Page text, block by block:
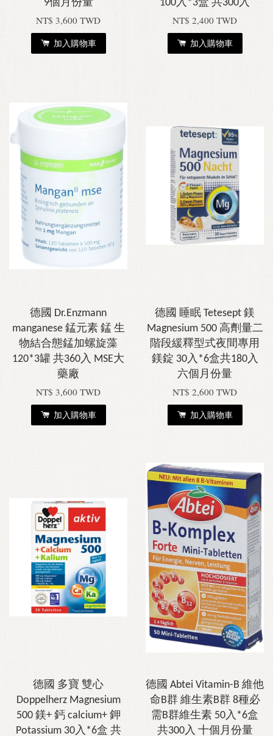
9個月份量
NT$ 3,600 TWD
加入購物車
100入*3盒 共300入
NT$ 2,400 TWD
加入購物車
德國 Dr.Enzmann
manganese 錳元素 錳 生
物結合態錳加螺旋藻
120*3罐 共360入 MSE大
藥廠
NT$ 3,600 TWD
加入購物車
德國 睡眠 Tetesept 鎂
Magnesium 500 高劑量二
階段緩釋型式夜間專用
鎂錠 30入*6盒共180入
六個月份量
NT$ 2,600 TWD
加入購物車
德國 多寶 雙心
Doppelherz Magnesium
500 鎂+ 鈣 calcium+ 鉀
Potassium 30入*6盒 共
德國 Abtei Vitamin-B 維他
命B群 維生素B群 8種必
需B群維生素 50入*6盒
共300入 十個月份量